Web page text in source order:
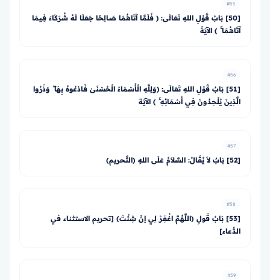
#55
[50] بَابُ قَوْلِ اللهِ تَعَالَى: ﴿ فَلَمَّا آتَاهُمَا صَالِحًا جَعَلَا لَهُ شُرَكَاءَ فِيمَا
آتَاهُمَا ۚ ﴾ الآيَةَ
#56
[51] بَابُ قَوْلِ اللهِ تَعَالَى: ﴿وَلِلَّهِ الْأَسْمَاءُ الْحُسْنَىٰ فَادْعُوهُ بِهَا ۖ وَذَرُوا
الَّذِينَ يُلْحِدُونَ فِي أَسْمَائِهِ ۚ ﴾ الآيَة
#57
[52] بَابٌ لاَ يُقَالُ: السَّلاَمُ عَلَى اللهِ (التَّحريم)
#58
[53] بَابُ قَولِ (اللَّهُمَّ اغْفِرْ لِي إنْ شِئْتَ) [تحريم الاستثناء في
الدُّعاء]
#59